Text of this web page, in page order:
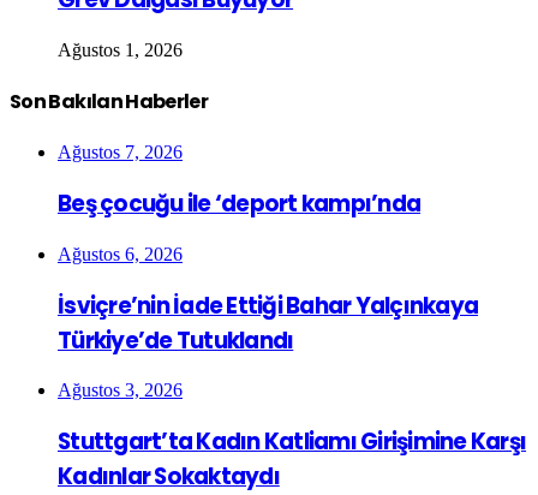
Ağustos 1, 2026
Son Bakılan Haberler
Ağustos 7, 2026
Beş çocuğu ile ‘deport kampı’nda
Ağustos 6, 2026
İsviçre’nin İade Ettiği Bahar Yalçınkaya
Türkiye’de Tutuklandı
Ağustos 3, 2026
Stuttgart’ta Kadın Katliamı Girişimine Karşı
Kadınlar Sokaktaydı